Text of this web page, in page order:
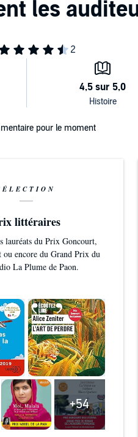
pour le moment
littéraires
lauréats du Prix Goncourt,
ou encore du Grand Prix du
La Plume de Paon.
+54